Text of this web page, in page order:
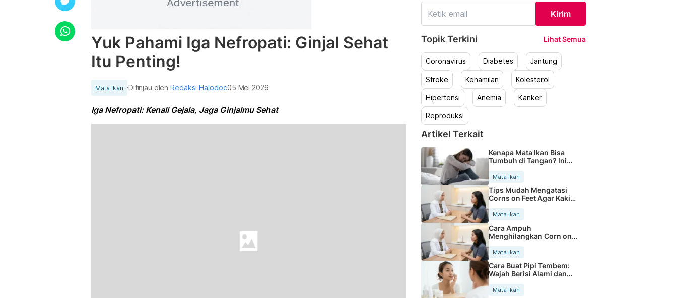
Yuk Pahami Iga Nefropati: Ginjal Sehat
Itu Penting!
Mata Ikan Ditinjau olehRedaksi Halodoc05 Mei 2026
Iga Nefropati: Kenali Gejala, Jaga Ginjalmu Sehat
Kirim
Topik Terkini Lihat Semua
Coronavirus Diabetes Jantung
Stroke Kehamilan Kolesterol
Hipertensi Anemia Kanker
Reproduksi
Artikel Terkait
Kenapa Mata Ikan Bisa
Tumbuh di Tangan? Ini
Mata Ikan
Tips Mudah Mengatasi
Corns on Feet Agar Kaki
Mata Ikan
Cara Ampuh
Menghilangkan Corn on
Mata Ikan
Cara Buat Pipi Tembem:
Wajah Berisi Alami dan
Sehat
Mata Ikan